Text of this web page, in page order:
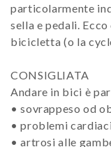
particolarmente
sella e pedali.
bicicletta (o la
CONSIGLIATA
Andare in bici è
• sovrappeso od
• problemi
• artrosi alle